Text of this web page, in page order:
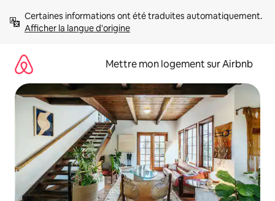
directement
Afficher la langue d'origine
Mettre mon logement sur Airbnb